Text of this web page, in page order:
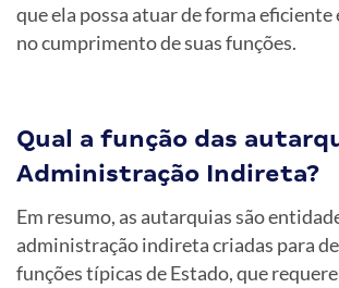
que ela possa atuar de forma
no cumprimento de suas funções.
Qual a função das
Administração Indireta?
Em resumo, as autarquias são
administração indireta criadas para
funções típicas de Estado, que